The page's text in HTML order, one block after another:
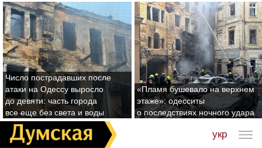
Число пострадавших после
атаки на Одессу выросло
до девяти: часть города
все еще без света и воды
«Пламя бушевало на верхнем
этаже»: одесситы
о последствиях ночного удара
укр